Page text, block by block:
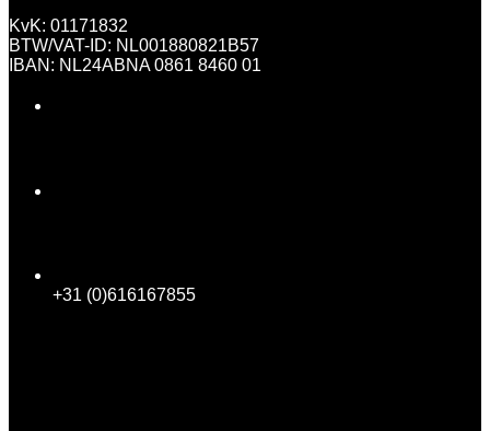
KvK: 01171832
BTW/VAT-ID: NL001880821B57
IBAN: NL24ABNA 0861 8460 01
+31 (0)616167855